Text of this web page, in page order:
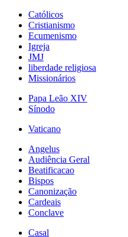
Católicos
Cristianismo
Ecumenismo
Igreja
JMJ
liberdade religiosa
Missionários
Papa Leão XIV
Sínodo
Vaticano
Angelus
Audiência Geral
Beatificacao
Bispos
Canonização
Cardeais
Conclave
Casal